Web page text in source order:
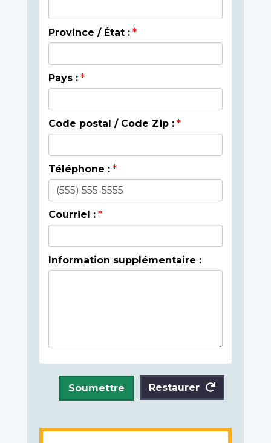
Province / État :
Pays :
Code postal / Code Zip :
Téléphone :
Courriel :
Information supplémentaire :
Soumettre Restaurer